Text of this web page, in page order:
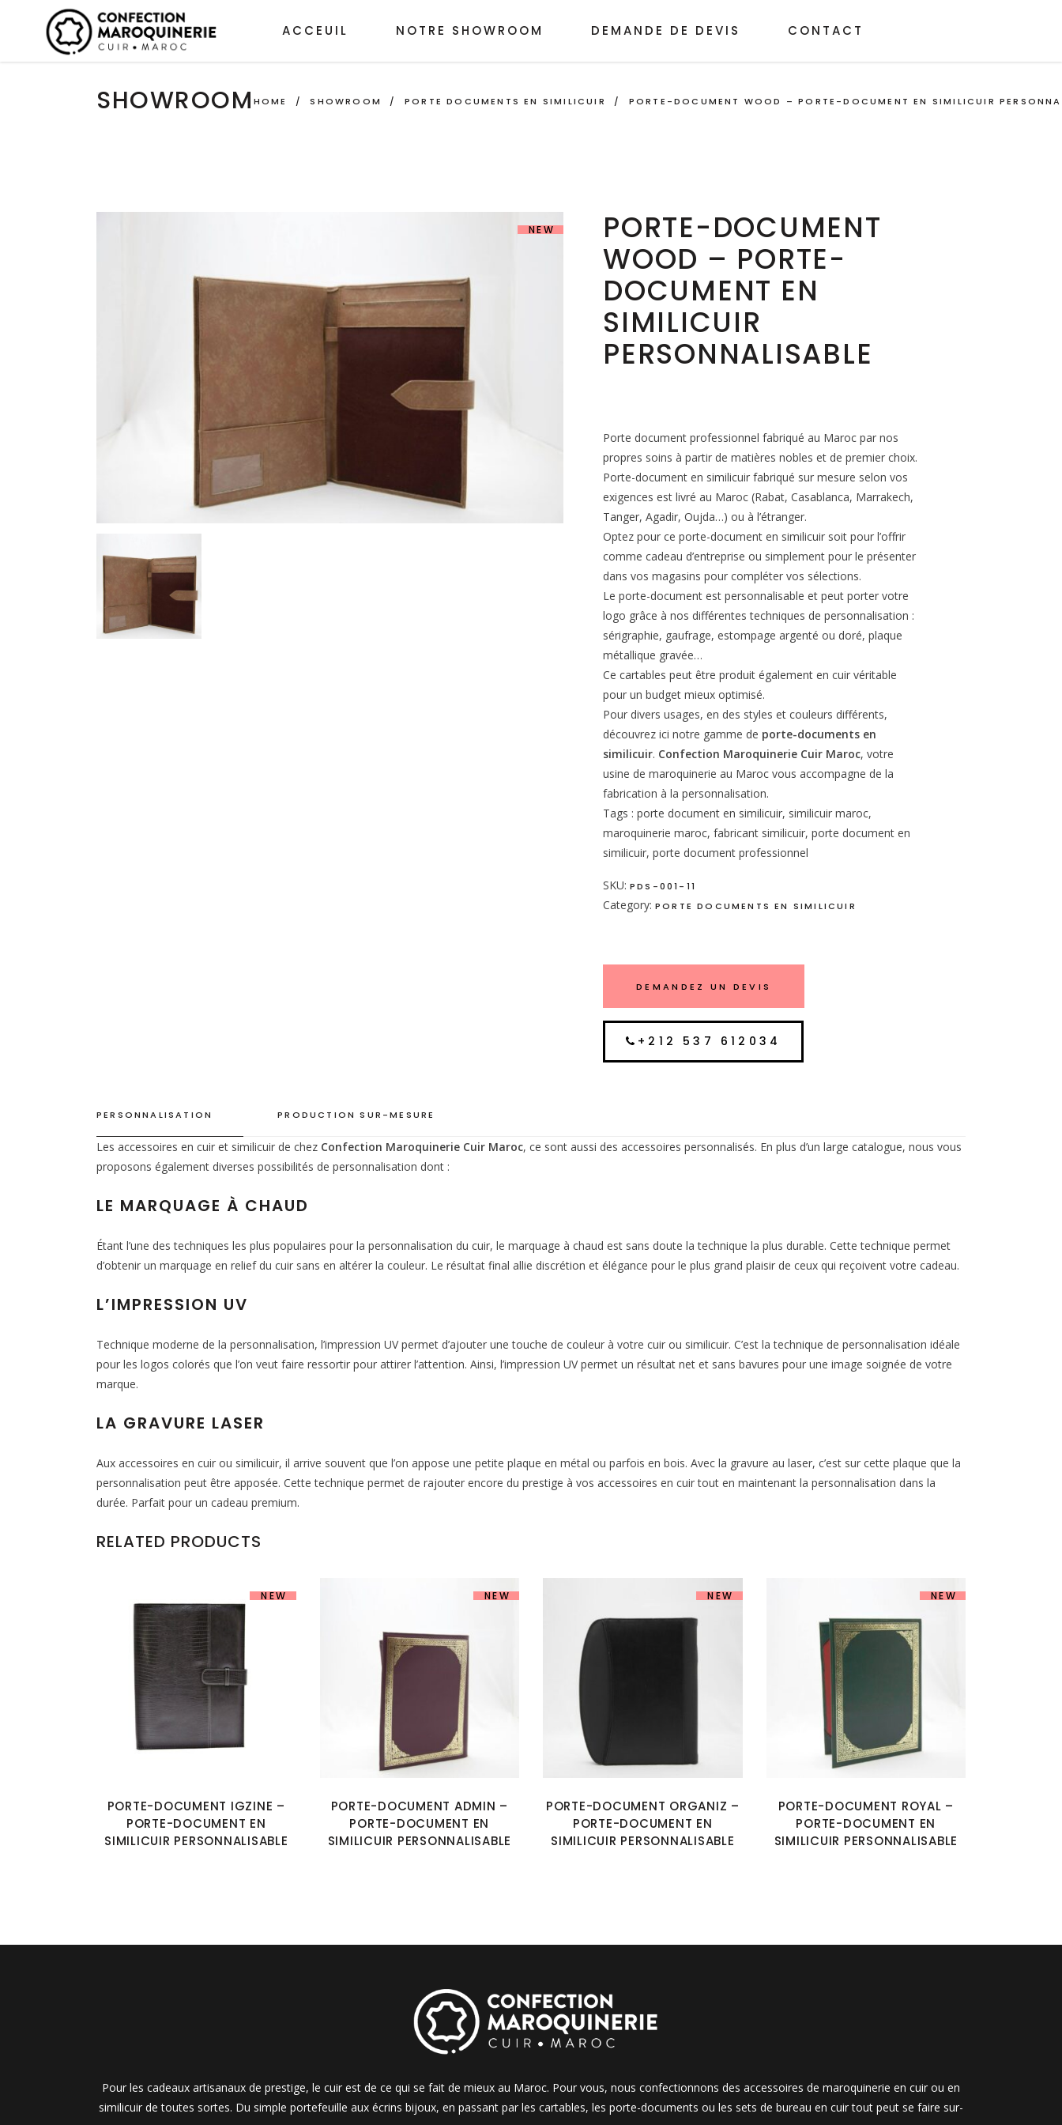
ACCEUIL NOTRE SHOWROOM DEMANDE DE DEVIS CONTACT
SHOWROOM HOME /SHOWROOM / PORTE DOCUMENTS EN SIMILICUIR / PORTE-DOCUMENT WOOD – PORTE-DOCUMENT EN SIMILICUIR
NEW
PORTE-DOCUMENT
WOOD – PORTE-
DOCUMENT EN
SIMILICUIR
PERSONNALISABLE
Porte document professionnel fabriqué au Maroc par nos
propres soins à partir de matières nobles et de premier choix.
Porte-document en similicuir fabriqué sur mesure selon vos
exigences est livré au Maroc (Rabat, Casablanca, Marrakech,
Tanger, Agadir, Oujda…) ou à l’étranger.
Optez pour ce porte-document en similicuir soit pour l’offrir
comme cadeau d’entreprise ou simplement pour le présenter
dans vos magasins pour compléter vos sélections.
Le porte-document est personnalisable et peut porter votre
logo grâce à nos différentes techniques de personnalisation :
sérigraphie, gaufrage, estompage argenté ou doré, plaque
métallique gravée…
Ce cartables peut être produit également en cuir véritable
pour un budget mieux optimisé.
Pour divers usages, en des styles et couleurs différents,
découvrez ici notre gamme de porte-documents en
similicuir. Confection Maroquinerie Cuir Maroc, votre
usine de maroquinerie au Maroc vous accompagne de la
fabrication à la personnalisation.
Tags : porte document en similicuir, similicuir maroc,
maroquinerie maroc, fabricant similicuir, porte document en
similicuir, porte document professionnel
SKU: PDS-001-11
Category: PORTE DOCUMENTS EN SIMILICUIR
DEMANDEZ UN DEVIS
+212 537 612034
PERSONNALISATION PRODUCTION SUR-MESURE
Les accessoires en cuir et similicuir de chez Confection Maroquinerie Cuir Maroc, ce sont aussi des accessoires personnalisés. En plus d’un large catalogue, nous vous
proposons également diverses possibilités de personnalisation dont :
LE MARQUAGE À CHAUD
Étant l’une des techniques les plus populaires pour la personnalisation du cuir, le marquage à chaud est sans doute la technique la plus durable. Cette technique permet
d’obtenir un marquage en relief du cuir sans en altérer la couleur. Le résultat final allie discrétion et élégance pour le plus grand plaisir de ceux qui reçoivent votre cadeau.
L’IMPRESSION UV
Technique moderne de la personnalisation, l’impression UV permet d’ajouter une touche de couleur à votre cuir ou similicuir. C’est la technique de personnalisation idéale
pour les logos colorés que l’on veut faire ressortir pour attirer l’attention. Ainsi, l’impression UV permet un résultat net et sans bavures pour une image soignée de votre
marque.
LA GRAVURE LASER
Aux accessoires en cuir ou similicuir, il arrive souvent que l’on appose une petite plaque en métal ou parfois en bois. Avec la gravure au laser, c’est sur cette plaque que la
personnalisation peut être apposée. Cette technique permet de rajouter encore du prestige à vos accessoires en cuir tout en maintenant la personnalisation dans la
durée. Parfait pour un cadeau premium.
RELATED PRODUCTS
NEW
PORTE-DOCUMENT IGZINE –
PORTE-DOCUMENT EN
SIMILICUIR PERSONNALISABLE
NEW
PORTE-DOCUMENT ADMIN –
PORTE-DOCUMENT EN
SIMILICUIR PERSONNALISABLE
NEW
PORTE-DOCUMENT ORGANIZ –
PORTE-DOCUMENT EN
SIMILICUIR PERSONNALISABLE
NEW
PORTE-DOCUMENT ROYAL –
PORTE-DOCUMENT EN
SIMILICUIR PERSONNALISABLE
Pour les cadeaux artisanaux de prestige, le cuir est de ce qui se fait de mieux au Maroc. Pour vous, nous confectionnons des accessoires de maroquinerie en cuir ou en
similicuir de toutes sortes. Du simple portefeuille aux écrins bijoux, en passant par les cartables, les porte-documents ou les sets de bureau en cuir tout peut se faire sur-